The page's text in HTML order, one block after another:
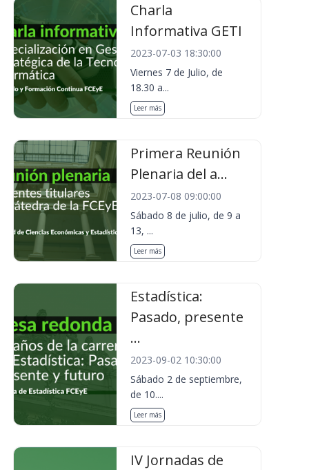
Charla
Informativa GETI
2023-07-03 18:30:00
Viernes 7 de Julio, de
18.30 a...
Leer más
Primera Reunión
Plenaria del a...
2023-07-08 09:00:00
Sábado 8 de julio, de 9 a
13, ...
Leer más
Estadística:
Pasado, presente
...
2023-09-02 10:30:00
Sábado 2 de septiembre,
de 10....
Leer más
IV Jornadas de